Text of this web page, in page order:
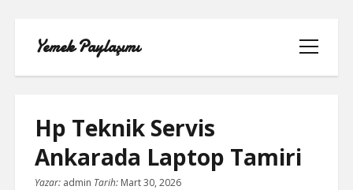
Yemek Paylaşımı
menüyü
aç
LISTE
Hp Teknik Servis
Ankarada Laptop Tamiri
Yazar: admin Tarih: Mart 30, 2026